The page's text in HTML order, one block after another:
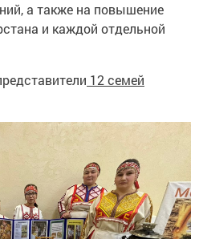
а также на повышение
и каждой отдельной
12 семей